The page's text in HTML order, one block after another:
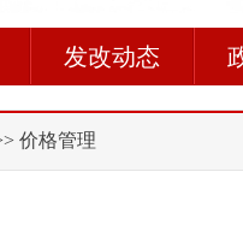
发改动态
价格管理